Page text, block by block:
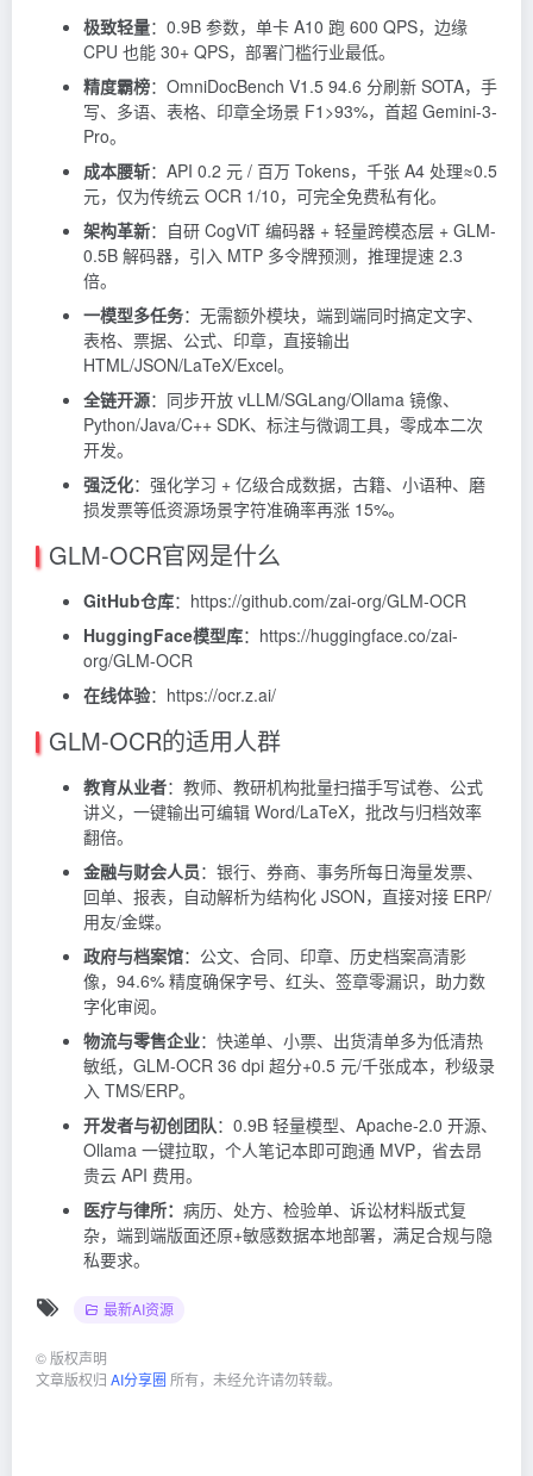
极致轻量：0.9B 参数，单卡 A10 跑 600 QPS，边缘
CPU 也能 30+ QPS，部署门槛行业最低。
精度霸榜：OmniDocBench V1.5 94.6 分刷新 SOTA，手
写、多语、表格、印章全场景 F1>93%，首超 Gemini-3-
Pro。
成本腰斩：API 0.2 元 / 百万 Tokens，千张 A4 处理≈0.5
元，仅为传统云 OCR 1/10，可完全免费私有化。
架构革新：自研 CogViT 编码器 + 轻量跨模态层 + GLM-
0.5B 解码器，引入 MTP 多令牌预测，推理提速 2.3
倍。
一模型多任务：无需额外模块，端到端同时搞定文字、
表格、票据、公式、印章，直接输出
HTML/JSON/LaTeX/Excel。
全链开源：同步开放 vLLM/SGLang/Ollama 镜像、
Python/Java/C++ SDK、标注与微调工具，零成本二次
开发。
强泛化：强化学习 + 亿级合成数据，古籍、小语种、磨
损发票等低资源场景字符准确率再涨 15%。
GLM-OCR官网是什么
GitHub仓库：https://github.com/zai-org/GLM-OCR
HuggingFace模型库：https://huggingface.co/zai-
org/GLM-OCR
在线体验：https://ocr.z.ai/
GLM-OCR的适用人群
教育从业者：教师、教研机构批量扫描手写试卷、公式
讲义，一键输出可编辑 Word/LaTeX，批改与归档效率
翻倍。
金融与财会人员：银行、券商、事务所每日海量发票、
回单、报表，自动解析为结构化 JSON，直接对接 ERP/
用友/金蝶。
政府与档案馆：公文、合同、印章、历史档案高清影
像，94.6% 精度确保字号、红头、签章零漏识，助力数
字化审阅。
物流与零售企业：快递单、小票、出货清单多为低清热
敏纸，GLM-OCR 36 dpi 超分+0.5 元/千张成本，秒级录
入 TMS/ERP。
开发者与初创团队：0.9B 轻量模型、Apache-2.0 开源、
Ollama 一键拉取，个人笔记本即可跑通 MVP，省去昂
贵云 API 费用。
医疗与律所： 病历、处方、检验单、诉讼材料版式复
杂，端到端版面还原+敏感数据本地部署，满足合规与隐
私要求。
最新AI资源
© 版权声明
文章版权归 AI分享圈 所有，未经允许请勿转载。